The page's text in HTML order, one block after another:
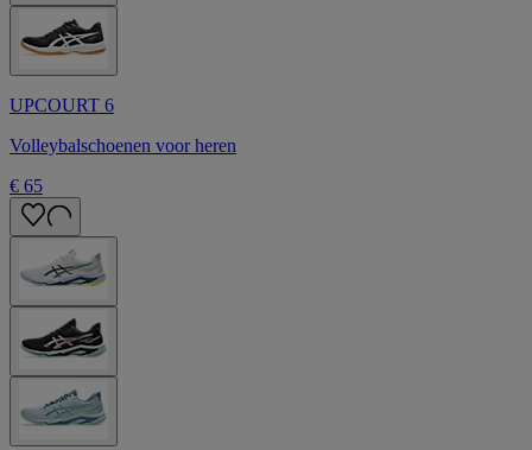
UPCOURT 6
Volleybalschoenen voor heren
€ 65